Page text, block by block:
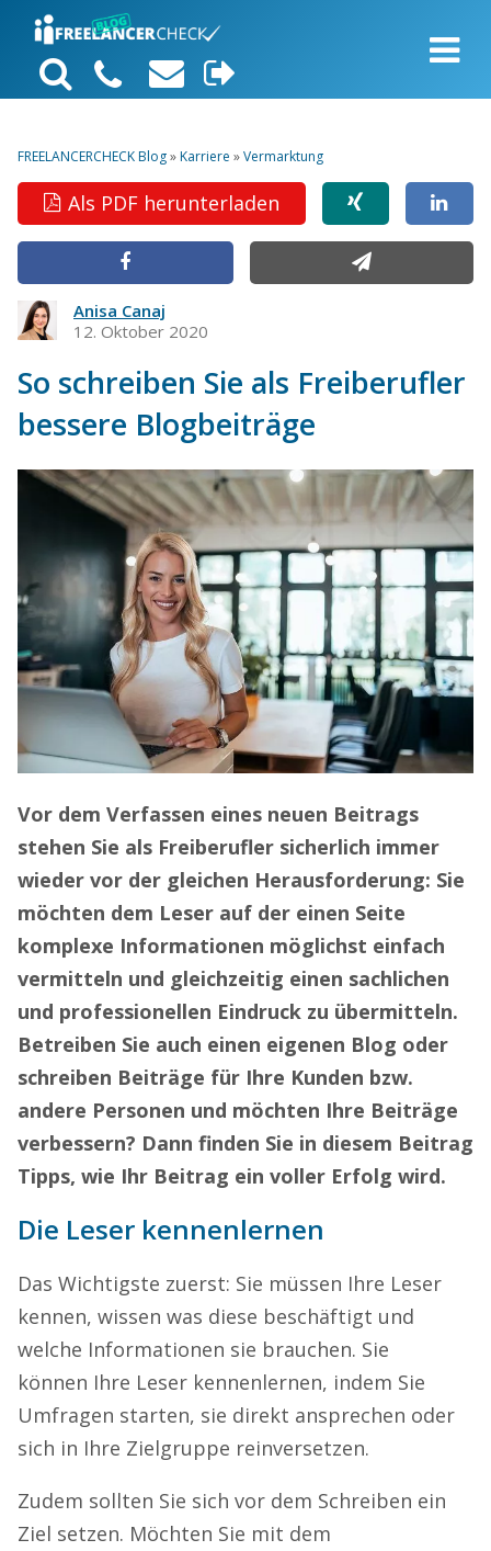
FREELANCERCHECK Blog»Karriere »Vermarktung
Als PDF herunterladen
Anisa Canaj
12. Oktober 2020
So schreiben Sie als Freiberufler
bessere Blogbeiträge
Vor dem Verfassen eines neuen Beitrags
stehen Sie als Freiberufler sicherlich immer
wieder vor der gleichen Herausforderung: Sie
möchten dem Leser auf der einen Seite
komplexe Informationen möglichst einfach
vermitteln und gleichzeitig einen sachlichen
und professionellen Eindruck zu übermitteln.
Betreiben Sie auch einen eigenen Blog oder
schreiben Beiträge für Ihre Kunden bzw.
andere Personen und möchten Ihre Beiträge
verbessern? Dann finden Sie in diesem Beitrag
Tipps, wie Ihr Beitrag ein voller Erfolg wird.
Die Leser kennenlernen
Das Wichtigste zuerst: Sie müssen Ihre Leser
kennen, wissen was diese beschäftigt und
welche Informationen sie brauchen. Sie
können Ihre Leser kennenlernen, indem Sie
Umfragen starten, sie direkt ansprechen oder
sich in Ihre Zielgruppe reinversetzen.
Zudem sollten Sie sich vor dem Schreiben ein
Ziel setzen. Möchten Sie mit dem